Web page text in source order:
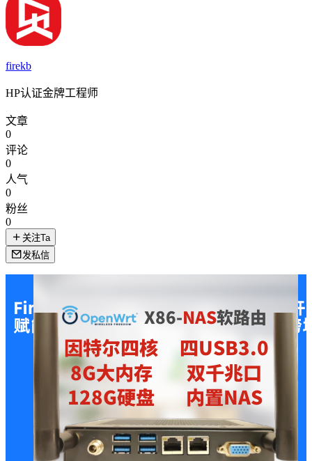
firekb
HP认证金牌工程师
文章
0
评论
0
人气
0
粉丝
0
关注Ta
发私信